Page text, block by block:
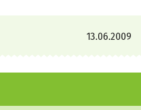
13.06.2009